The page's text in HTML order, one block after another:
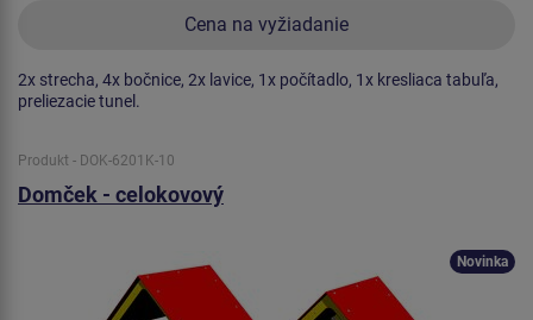
Cena na vyžiadanie
2x strecha, 4x bočnice, 2x lavice, 1x počítadlo, 1x kresliaca tabuľa,
preliezacie tunel.
Produkt - DOK-6201K-10
Domček - celokovový
Novinka